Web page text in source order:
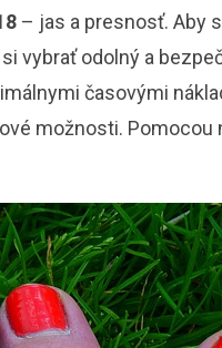
– jas a presnosť. Aby
vybrať odolný a
časovými
možnosti.